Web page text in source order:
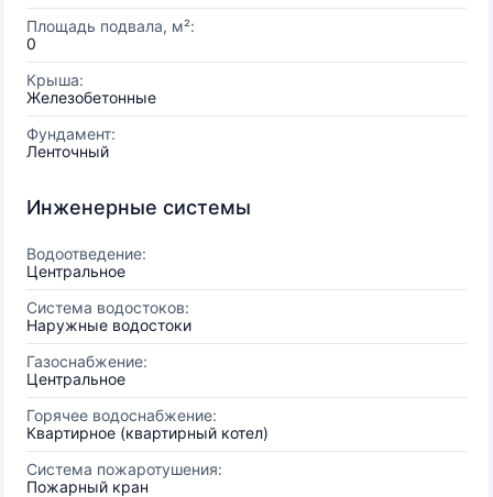
Площадь подвала, м²:
0
Крыша:
Железобетонные
Фундамент:
Ленточный
Инженерные системы
Водоотведение:
Центральное
Система водостоков:
Наружные водостоки
Газоснабжение:
Центральное
Горячее водоснабжение:
Квартирное (квартирный котел)
Система пожаротушения:
Пожарный кран